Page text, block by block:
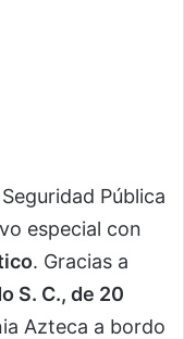
Pública
especial con
. Gracias a
S. C., de 20
Azteca a bordo